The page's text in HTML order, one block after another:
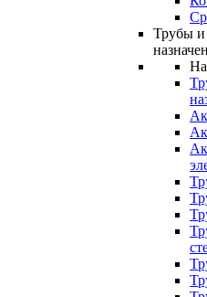
Трубы и